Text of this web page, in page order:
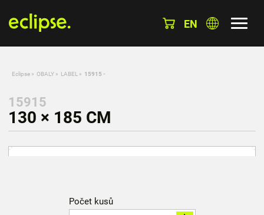
EN
Eclipse » OBALY » LABEL » 15915 -
15915
130 × 185 CM
Počet kusů